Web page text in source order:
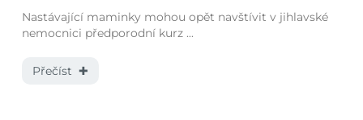
Nastávající maminky mohou opět navštívit v jihlavské
nemocnici předporodní kurz ...
Přečíst ✚